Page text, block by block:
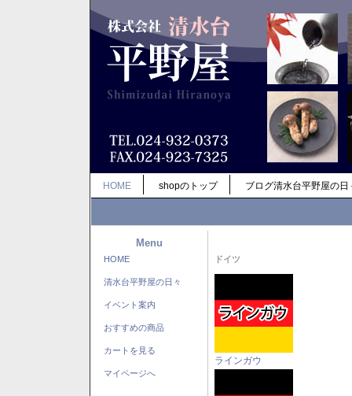
HOME shopのトップ ブログ清水台平野屋の日
Menu
HOME
清水台平野屋の日々
イベント案内
おすすめの商品
カートを見る
マイページへ
ドイツ
ラインガウ